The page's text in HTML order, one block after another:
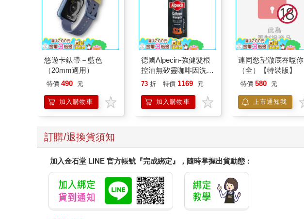
悠遊卡錶帶－藍色
（20mm適用）
特價 490 元
加入購物車
德國Alpecin-強健髮根
控油無矽靈咖啡因洗髮
凝露375ml/瓶-C1強健
調理頭皮洗髮液/0矽靈
滋潤洗頭髮水/一般髮
73 折 特價 1169 元
加入購物車
連同慾望澈底吞噬你
（全）【特裝版】
特價 580 元
上市通知我
訂購/退換貨須知
加入金石堂 LINE 官方帳號『完成綁定』，隨時掌握出貨動態：